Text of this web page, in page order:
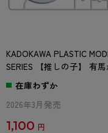
KADOKAWA PLASTIC
SERIES 【推しの子】 有馬
/ 有馬かな DX ver. CP-1パ
在庫わずか
2026年3月発売
1,100 円